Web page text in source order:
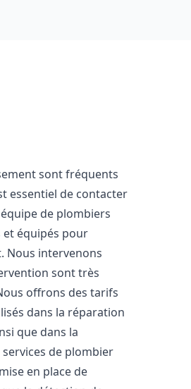
sont fréquents
essentiel de contacter
de plombiers
et équipés pour
Nous intervenons
sont très
offrons des tarifs
dans la réparation
que dans la
de plombier
en place de